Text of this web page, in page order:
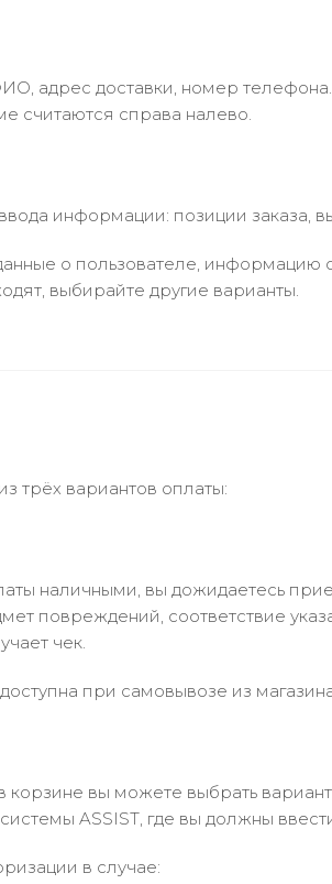
адрес доставки, номер
считаются справа налево.
информации: позиции
о пользователе, информацию
выбирайте другие варианты.
трёх вариантов оплаты:
наличными, вы дожидаетесь
повреждений, соответствие
чек.
при самовывозе из
вы можете выбрать
ASSIST, где вы должны
в случае: